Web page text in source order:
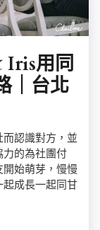
Iris用同
｜台北
認識對方，並
的為社團付
始萌芽，慢慢
成長一起同甘